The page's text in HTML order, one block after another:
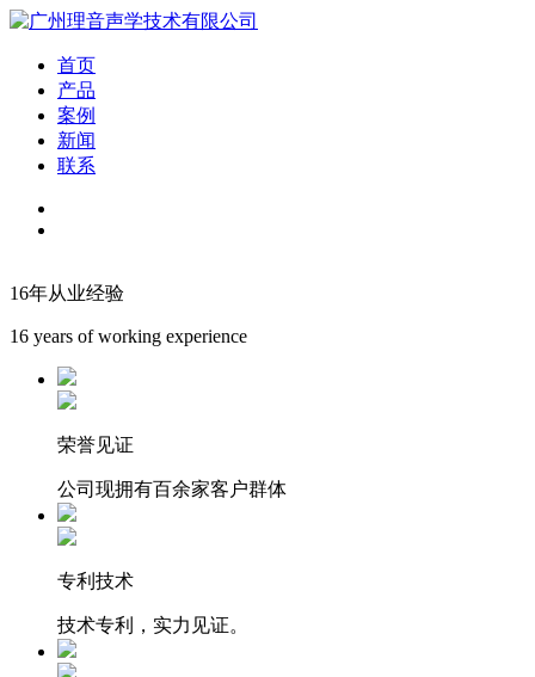
首页
产品
案例
新闻
联系
16年从业经验
16 years of working experience
荣誉见证
公司现拥有百余家客户群体
专利技术
技术专利，实力见证。